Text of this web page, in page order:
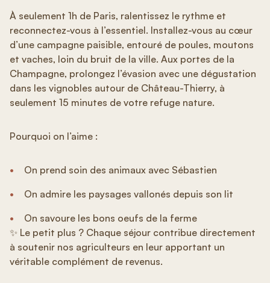
À seulement 1h de Paris, ralentissez le rythme et
reconnectez-vous à l’essentiel. Installez-vous au cœur
d’une campagne paisible, entouré de poules, moutons
et vaches, loin du bruit de la ville. Aux portes de la
Champagne, prolongez l’évasion avec une dégustation
dans les vignobles autour de Château-Thierry, à
seulement 15 minutes de votre refuge nature.
Pourquoi on l’aime :
On prend soin des animaux avec Sébastien
On admire les paysages vallonés depuis son lit
On savoure les bons oeufs de la ferme
✨ Le petit plus ? Chaque séjour contribue directement
à soutenir nos agriculteurs en leur apportant un
véritable complément de revenus.